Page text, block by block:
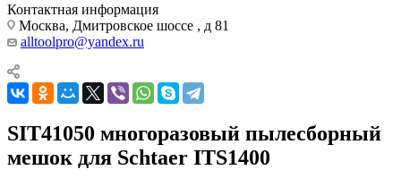
Контактная информация
Москва, Дмитровское шоссе , д 81
alltoolpro@yandex.ru
SIT41050 многоразовый пылесборный
мешок для Schtaer ITS1400